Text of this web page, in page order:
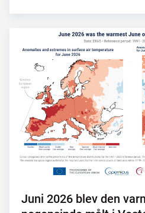
Juni 2026 blev den